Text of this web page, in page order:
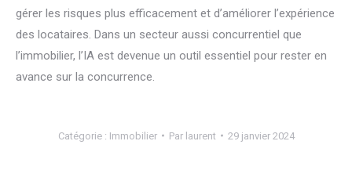
gérer les risques plus efficacement et d’améliorer l’expérience
des locataires. Dans un secteur aussi concurrentiel que
l’immobilier, l’IA est devenue un outil essentiel pour rester en
avance sur la concurrence.
Catégorie : Immobilier Par laurent 29 janvier 2024